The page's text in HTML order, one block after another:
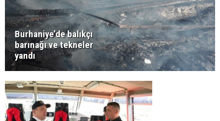
Burhaniye’de balıkçı
barınağı ve tekneler
yandı